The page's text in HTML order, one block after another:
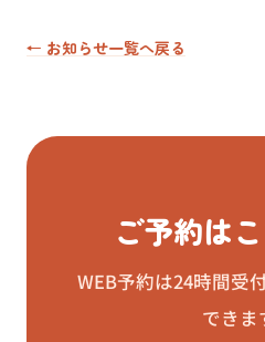
← お知らせ一覧へ戻る
ご予約は
WEB予約は24時間受
できま